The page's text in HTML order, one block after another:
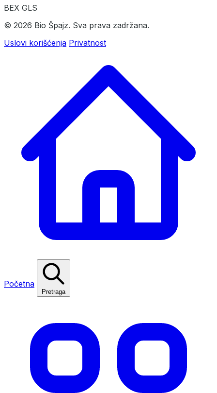
BEX GLS
© 2026 Bio Špajz. Sva prava zadržana.
Uslovi korišćenja Privatnost
Početna
Pretraga